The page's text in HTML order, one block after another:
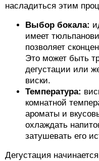
насладиться этим
Выбор бокала:
имеет
позволяет
Это может быть
дегустации или
виски.
Температура:
комнатной
ароматы и
охлаждать
затушевать его
Дегустация